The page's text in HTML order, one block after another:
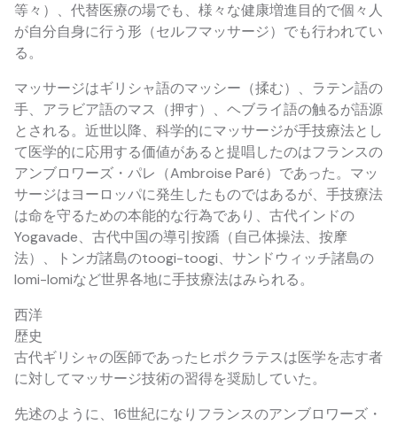
等々）、代替医療の場でも、様々な健康増進目的で個々人
が自分自身に行う形（セルフマッサージ）でも行われてい
る。
マッサージはギリシャ語のマッシー（揉む）、ラテン語の
手、アラビア語のマス（押す）、ヘブライ語の触るが語源
とされる。近世以降、科学的にマッサージが手技療法とし
て医学的に応用する価値があると提唱したのはフランスの
アンブロワーズ・パレ（Ambroise Paré）であった。マッ
サージはヨーロッパに発生したものではあるが、手技療法
は命を守るための本能的な行為であり、古代インドの
Yogavade、古代中国の導引按蹻（自己体操法、按摩
法）、トンガ諸島のtoogi-toogi、サンドウィッチ諸島の
lomi-lomiなど世界各地に手技療法はみられる。
西洋
歴史
古代ギリシャの医師であったヒポクラテスは医学を志す者
に対してマッサージ技術の習得を奨励していた。
先述のように、16世紀になりフランスのアンブロワーズ・